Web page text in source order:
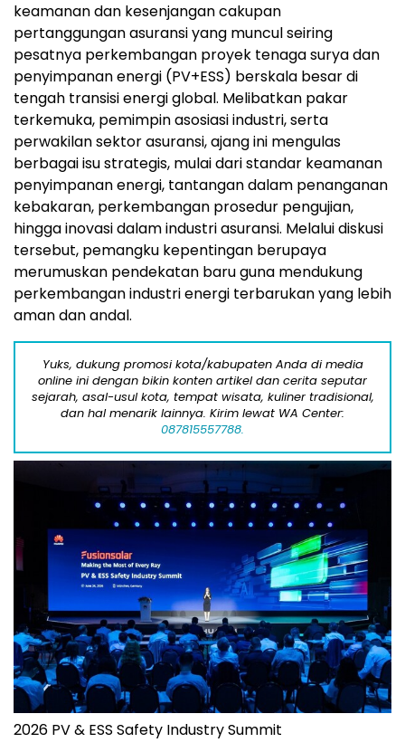
keamanan dan kesenjangan cakupan
pertanggungan asuransi yang muncul seiring
pesatnya perkembangan proyek tenaga surya dan
penyimpanan energi (PV+ESS) berskala besar di
tengah transisi energi global. Melibatkan pakar
terkemuka, pemimpin asosiasi industri, serta
perwakilan sektor asuransi, ajang ini mengulas
berbagai isu strategis, mulai dari standar keamanan
penyimpanan energi, tantangan dalam penanganan
kebakaran, perkembangan prosedur pengujian,
hingga inovasi dalam industri asuransi. Melalui diskusi
tersebut, pemangku kepentingan berupaya
merumuskan pendekatan baru guna mendukung
perkembangan industri energi terbarukan yang lebih
aman dan andal.
Yuks, dukung promosi kota/kabupaten Anda di media
online ini dengan bikin konten artikel dan cerita seputar
sejarah, asal-usul kota, tempat wisata, kuliner tradisional,
dan hal menarik lainnya. Kirim lewat WA Center:
087815557788.
2026 PV & ESS Safety Industry Summit